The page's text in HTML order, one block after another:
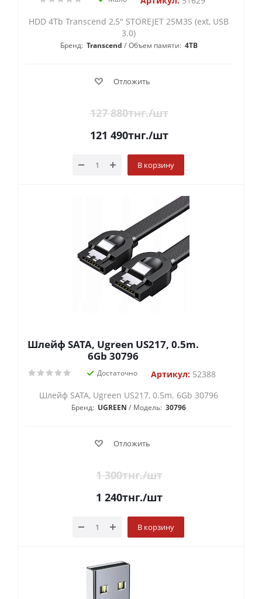
HDD 4Tb Transcend 2,5" STOREJET 25M3S (ext, USB
3.0)
Бренд: Transcend Объем памяти: 4TB
Отложить
127 880тнг./шт
121 490тнг./шт
В корзину
Шлейф SATA, Ugreen US217, 0.5m.
6Gb 30796
Достаточно Артикул: 52388
Шлейф SATA, Ugreen US217, 0.5m. 6Gb 30796
Бренд: UGREEN Модель: 30796
Отложить
1 300тнг./шт
1 240тнг./шт
В корзину